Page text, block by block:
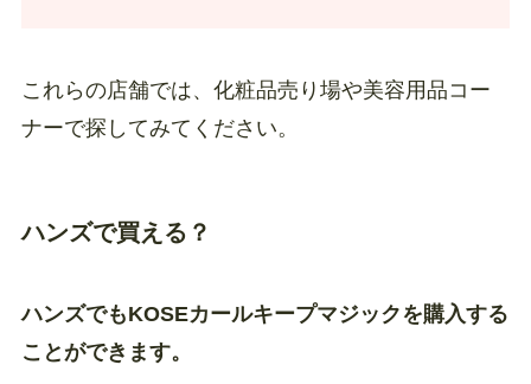
これらの店舗では、化粧品売り場や美容用品コー
ナーで探してみてください。
ハンズで買える？
ハンズでもKOSEカールキープマジックを購入する
ことができます。